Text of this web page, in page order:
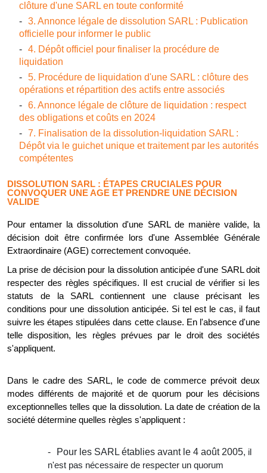
clôture d'une SARL en toute conformité
3. Annonce légale de dissolution SARL : Publication
officielle pour informer le public
4. Dépôt officiel pour finaliser la procédure de
liquidation
5. Procédure de liquidation d'une SARL : clôture des
opérations et répartition des actifs entre associés
6. Annonce légale de clôture de liquidation : respect
des obligations et coûts en 2024
7. Finalisation de la dissolution-liquidation SARL :
Dépôt via le guichet unique et traitement par les autorités
compétentes
DISSOLUTION SARL : ÉTAPES CRUCIALES POUR
CONVOQUER UNE AGE ET PRENDRE UNE DÉCISION
VALIDE
Pour entamer la dissolution d'une SARL de manière valide, la
décision doit être confirmée lors d'une Assemblée Générale
Extraordinaire (AGE) correctement convoquée.
La prise de décision pour la dissolution anticipée d'une SARL doit
respecter des règles spécifiques. Il est crucial de vérifier si les
statuts de la SARL contiennent une clause précisant les
conditions pour une dissolution anticipée. Si tel est le cas, il faut
suivre les étapes stipulées dans cette clause. En l'absence d'une
telle disposition, les règles prévues par le droit des sociétés
s'appliquent.
Dans le cadre des SARL, le code de commerce prévoit deux
modes différents de majorité et de quorum pour les décisions
exceptionnelles telles que la dissolution. La date de création de la
société détermine quelles règles s'appliquent :
Pour les SARL établies avant le 4 août 2005, il
n'est pas nécessaire de respecter un quorum